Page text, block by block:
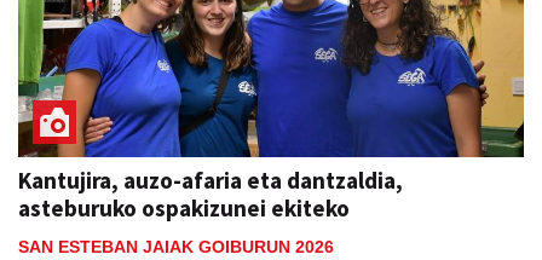
Kantujira, auzo-afaria eta dantzaldia,
asteburuko ospakizunei ekiteko
SAN ESTEBAN JAIAK GOIBURUN 2026